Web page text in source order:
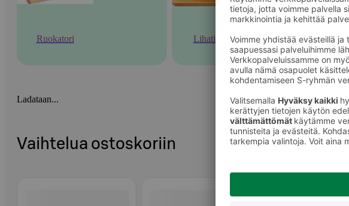
Ruokatori Lihatiski
Ladataan...
Vaihtelua ostoskoriin